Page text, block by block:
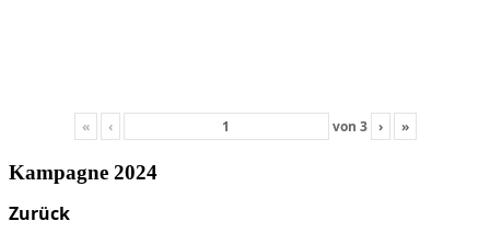
« ‹ von 3 › »
Kampagne 2024
Zurück